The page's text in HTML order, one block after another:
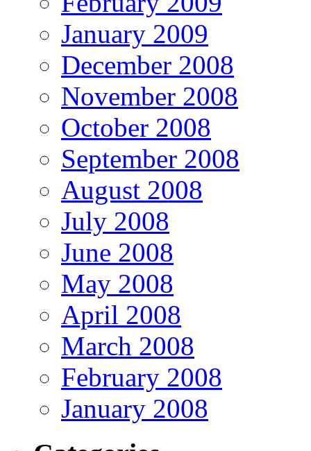
January 2009
December 2008
November 2008
October 2008
September 2008
August 2008
July 2008
June 2008
May 2008
April 2008
March 2008
February 2008
January 2008